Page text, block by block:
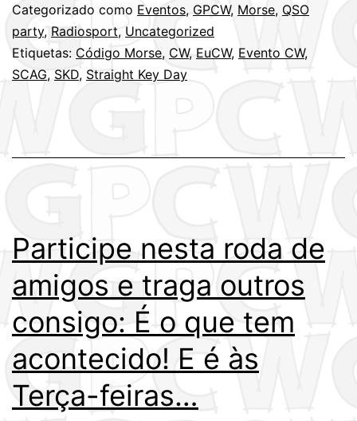
Categorizado como Eventos, GPCW, Morse, QSO
party, Radiosport, Uncategorized
Etiquetas: Código Morse, CW, EuCW, Evento CW,
SCAG, SKD, Straight Key Day
Participe nesta roda de
amigos e traga outros
consigo: É o que tem
acontecido! E é às
Terça-feiras…